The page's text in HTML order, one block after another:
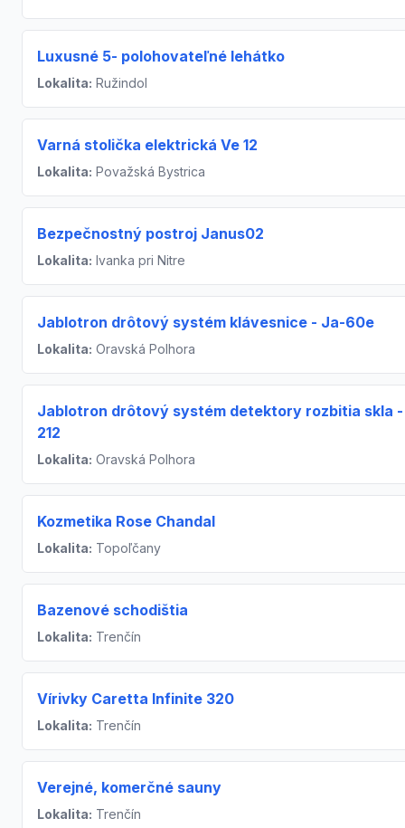
Luxusné 5- polohovateľné lehátko
Lokalita: Ružindol
Varná stolička elektrická Ve 12
Lokalita: Považská Bystrica
Bezpečnostný postroj Janus02
Lokalita: Ivanka pri Nitre
Jablotron drôtový systém klávesnice - Ja-60e
Lokalita: Oravská Polhora
Jablotron drôtový systém detektory rozbitia skla
212
Lokalita: Oravská Polhora
Kozmetika Rose Chandal
Lokalita: Topoľčany
Bazenové schodištia
Lokalita: Trenčín
Vírivky Caretta Infinite 320
Lokalita: Trenčín
Verejné, komerčné sauny
Lokalita: Trenčín